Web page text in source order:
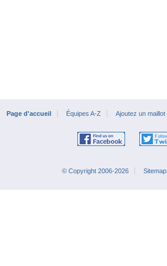
Page d'accueil Équipes A-Z Ajoutez un maillot
© Copyright 2006-2026 Sitemap